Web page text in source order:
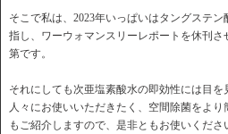
そこで私は、2023年いっぱいはタングステ
指し、ワーウォマンスリーレポートを休刊
第です。
それにしても次亜塩素酸水の即効性には目
人々にお使いいただきたく、空間除菌をよ
もご紹介しますので、是非ともお使いくださ